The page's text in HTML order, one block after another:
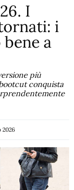
I
i
a
più
conquista
2026